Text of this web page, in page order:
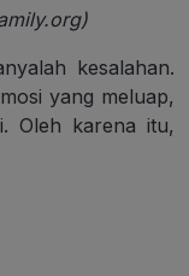
kesalahan.
yang meluap,
Oleh karena itu,